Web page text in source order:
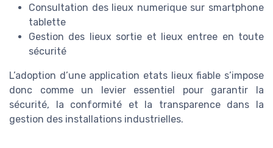
Consultation des lieux numerique sur smartphone
tablette
Gestion des lieux sortie et lieux entree en toute
sécurité
L’adoption d’une application etats lieux fiable s’impose
donc comme un levier essentiel pour garantir la
sécurité, la conformité et la transparence dans la
gestion des installations industrielles.